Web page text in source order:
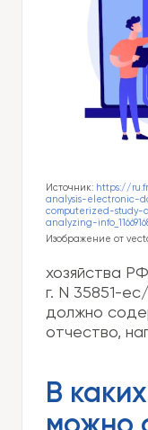
Источник: https://
analysis-electronic-
computerized-study-
analyzing-
Изображение от
хозяйства
г. N 35851-
должно
отчество,
В